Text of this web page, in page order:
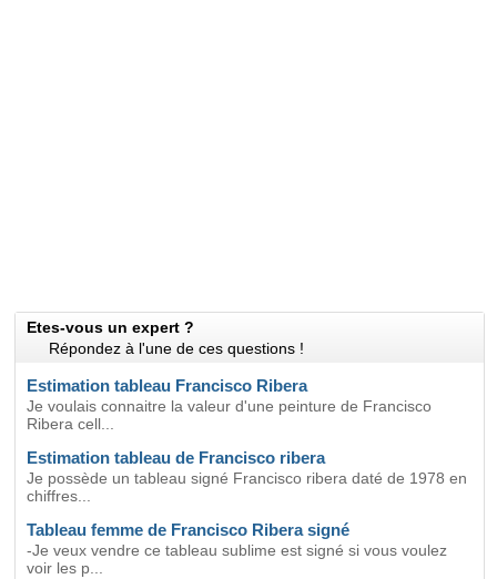
Etes-vous un expert ?
Répondez à l'une de ces questions !
Estimation tableau Francisco Ribera
Je voulais connaitre la valeur d'une peinture de Francisco
Ribera cell...
Estimation tableau de Francisco ribera
Je possède un tableau signé Francisco ribera daté de 1978 en
chiffres...
Tableau femme de Francisco Ribera signé
-Je veux vendre ce tableau sublime est signé si vous voulez
voir les p...